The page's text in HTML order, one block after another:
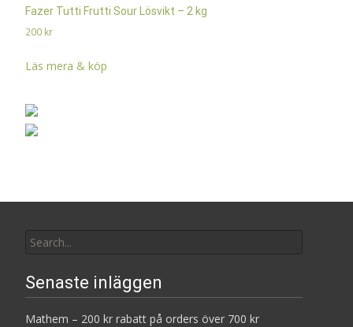
Fazer Tutti Frutti Sour Lösvikt – 2 kg
200 kr
Läs mera & köp
for:
Senaste inläggen
Mathem – 200 kr rabatt på orders över 700 kr